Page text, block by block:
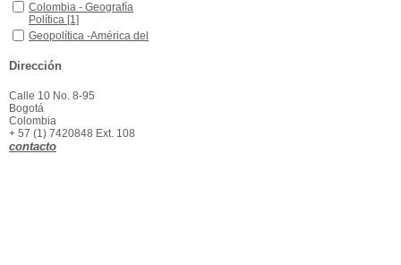
Colombia - Geografía Política
Colombia - Geografía
Política [1]
Geopolítica -América del Sur
Geopolítica -América del
Ordenamiento Territorial -Colombia
Ordenamiento Territorial -
Planificación Territorial -Colombia
Planificación Territorial -
Colombia
Dirección
Calle 10 No. 8-95
Bogotá
Colombia
+ 57 (1) 7420848 Ext. 108
contacto